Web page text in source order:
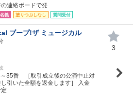
連絡ボードで発...
義 塗りつぶしなし 質問受付
ブープ!ザ ミュージカル
～35番 ［取引成立後の公演中止対
引いた全額を返金します］ 入金
3